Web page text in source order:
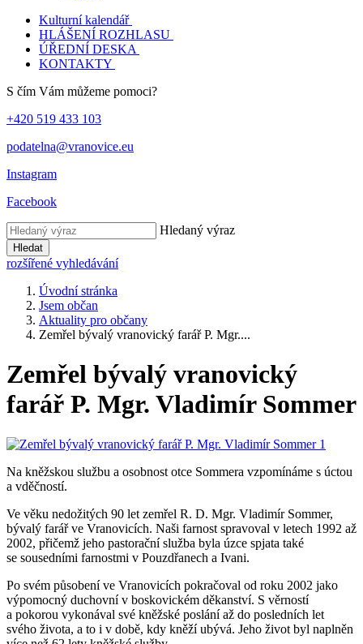
Kulturní kalendář
HLÁŠENÍ ROZHLASU
ÚŘEDNÍ DESKA
KONTAKTY
S čím Vám můžeme pomoci?
+420 519 433 103
podatelna@vranovice.eu
Instagram
Facebook
Hledaný výraz
Hledat
rozšířené vyhledávání
Úvodní stránka
Jsem občan
Aktuality pro občany
Zemřel bývalý vranovický farář P. Mgr....
Zemřel bývalý vranovický
farář P. Mgr. Vladimír Sommer
Na kněžskou službu a osobnost otce Sommera vzpomínáme s úctou
a vděčností.
Ve věku nedožitých 90 let zemřel R. D. Mgr. Vladimír Sommer,
bývalý farář ve Vranovicích. Naši farnost spravoval v letech 1992 až
2002, přičemž jeho pastorační služba byla úzce spjata také
se sousedními farnostmi v Pouzdřanech a Ivani.
Po svém působení ve Vranovicích pokračoval od roku 2002 jako
výpomocný duchovní v boskovickém děkanství. S věrností
a pokorou vykonával své kněžské poslání až do posledních let
svého života, a to i v době, kdy kněží ubývá. Jeho život byl naplněn